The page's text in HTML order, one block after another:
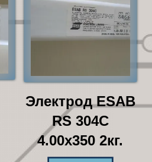
Электрод ESAB
RS 304C
4.00х350 2кг.